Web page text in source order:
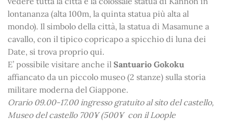
lontananza (alta 100m, la quinta statua più alta al
mondo). Il simbolo della città, la statua di Masamune a
cavallo, con il tipico copricapo a spicchio di luna dei
Date, si trova proprio qui.
E’ possibile visitare anche il Santuario Gokoku
affiancato da un piccolo museo (2 stanze) sulla storia
militare moderna del Giappone.
Orario 09.00-17.00 ingresso gratuito al sito del castello,
Museo del castello 700¥ (500¥ con il Loople